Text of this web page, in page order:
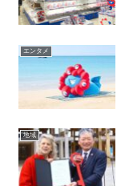
エンタメ
地域